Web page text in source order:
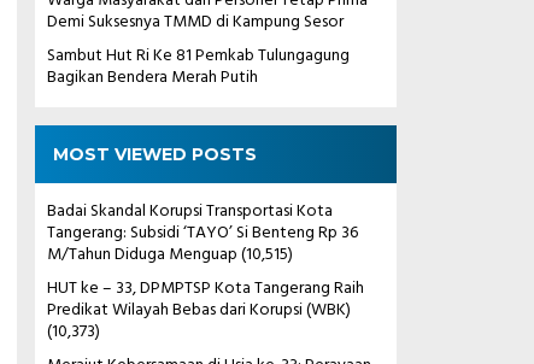
Demi Suksesnya TMMD di Kampung Sesor
Sambut Hut Ri Ke 81 Pemkab Tulungagung
Bagikan Bendera Merah Putih
MOST VIEWED POSTS
Badai Skandal Korupsi Transportasi Kota
Tangerang: Subsidi ‘TAYO’ Si Benteng Rp 36
M/Tahun Diduga Menguap(10,515)
HUT ke – 33, DPMPTSP Kota Tangerang Raih
Predikat Wilayah Bebas dari Korupsi (WBK)
(10,373)